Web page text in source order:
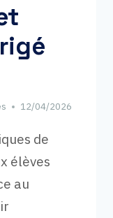
12/04/2026
de
élèves
au